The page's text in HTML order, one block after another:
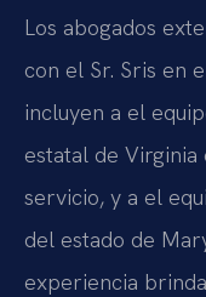
Los abogados
con el Sr. Sris en
incluyen a el
estatal de Virginia
servicio, y a el
del estado de
experiencia